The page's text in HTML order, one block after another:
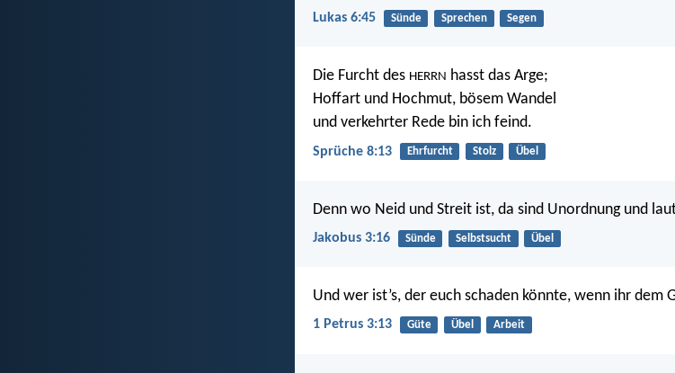
Lukas 6:45 Sünde Sprechen Segen
Die Furcht des HERRN hasst das Arge;
Hoffart und Hochmut, bösem Wandel
und verkehrter Rede bin ich feind.
Sprüche 8:13 Ehrfurcht Stolz Übel
Denn wo Neid und Streit ist, da sind Unordnung und
Jakobus 3:16 Sünde Selbstsucht Übel
Und wer ist’s, der euch schaden könnte, wenn ihr dem
1 Petrus 3:13 Güte Übel Arbeit